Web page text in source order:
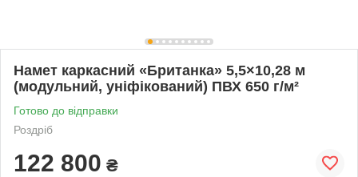
Намет каркасний «Британка» 5,5×10,28 м
(модульний, уніфікований) ПВХ 650 г/м²
Готово до відправки
Роздріб
122 800 ₴